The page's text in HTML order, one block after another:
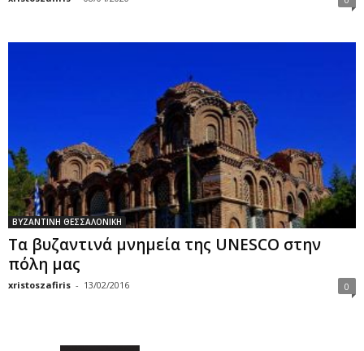
ΒΥΖΑΝΤΙΝΗ ΘΕΣΣΑΛΟΝΙΚΗ
Τα βυζαντινά μνημεία της UNESCO στην
πόλη μας
xristoszafiris - 13/02/2016 0